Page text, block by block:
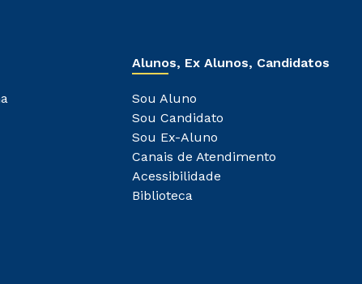
Alunos, Ex Alunos, Candidatos
Sou Aluno
Sou Candidato
Sou Ex-Aluno
Canais de Atendimento
Acessibilidade
Biblioteca